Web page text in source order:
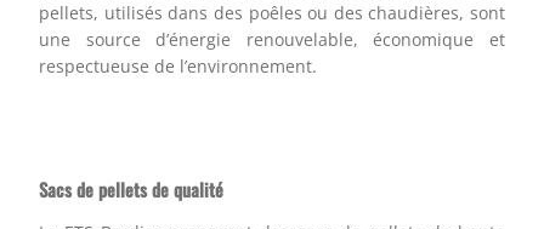
pellets, utilisés dans des poêles ou des chaudières, sont
une source d’énergie renouvelable, économique et
respectueuse de l’environnement.
Sacs de pellets de qualité